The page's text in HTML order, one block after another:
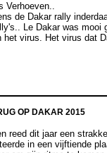
Verhoeven..
de Dakar rally
Le Dakar was mooi
virus. Het virus dat
OP DAKAR 2015
reed dit jaar een
in een vijftiende